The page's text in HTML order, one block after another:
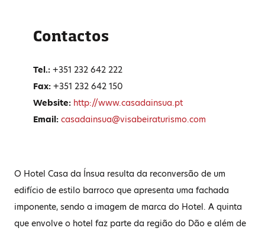
Contactos
Tel.: +351 232 642 222
Fax: +351 232 642 150
Website: http://www.casadainsua.pt
Email: casadainsua@visabeiraturismo.com
O Hotel Casa da Ínsua resulta da reconversão de um
edifício de estilo barroco que apresenta uma fachada
imponente, sendo a imagem de marca do Hotel. A quinta
que envolve o hotel faz parte da região do Dão e além de